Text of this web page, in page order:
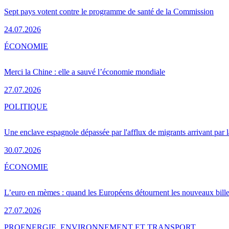
Sept pays votent contre le programme de santé de la Commission
24.07.2026
Merci la Chine : elle a sauvé l’économie mondiale
27.07.2026
ÉCONOMIE
Une enclave espagnole dépassée par l'afflux de migrants arrivant par
30.07.2026
POLITIQUE
L’euro en mèmes : quand les Européens détournent les nouveaux
27.07.2026
ÉCONOMIE